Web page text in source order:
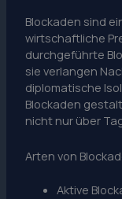
Blockaden sind
wirtschaftliche
durchgeführte
sie verlangen
diplomatische
Blockaden
nicht nur über
Arten von
Aktive